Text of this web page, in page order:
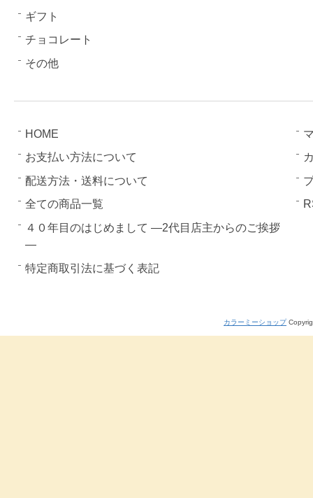
ギフト
チョコレート
その他
HOME
お支払い方法について
配送方法・送料について
全ての商品一覧
４０年目のはじめまして ―2代目店主からのご挨拶
―
特定商取引法に基づく表記
カラーミーショップ